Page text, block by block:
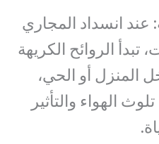
: عند انسداد المجاري
تبدأ الروائح الكريهة
المنزل أو الحي،
الهواء والتأثير